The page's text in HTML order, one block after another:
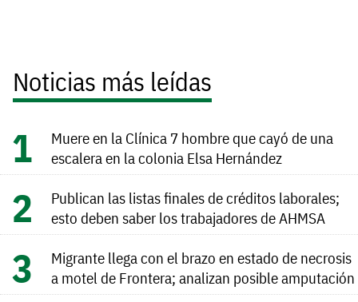
Noticias más leídas
Muere en la Clínica 7 hombre que cayó de una
escalera en la colonia Elsa Hernández
Publican las listas finales de créditos laborales;
esto deben saber los trabajadores de AHMSA
Migrante llega con el brazo en estado de necrosis
a motel de Frontera; analizan posible amputación